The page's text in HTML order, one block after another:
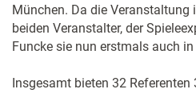
München. Da die
beiden Veranstalter, der
Funcke sie nun erstmals auch
Insgesamt bieten 32